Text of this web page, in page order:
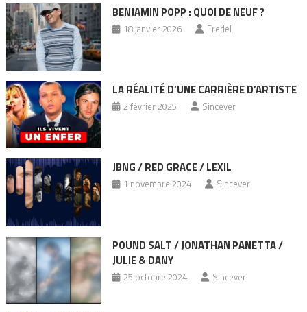
BENJAMIN POPP : QUOI DE NEUF ?
18 janvier 2026 Fredel
LA RÉALITÉ D’UNE CARRIÈRE D’ARTISTE
2 février 2025 Sincever
JBNG / RED GRACE / LEXIL
1 novembre 2024 Sincever
POUND SALT / JONATHAN PANETTA /
JULIE & DANY
25 octobre 2024 Sincever